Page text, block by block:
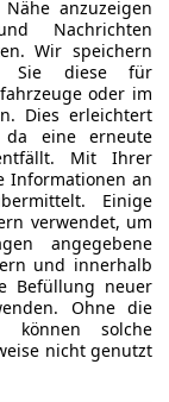
und
der Regel solide
auffälligere
unter den
und perfekt für
liegt gut in der
auch auf
auf dem
die Fenster
anzuzeigen
Nachrichten
Wir speichern
Sie diese für
oder im
Dies erleichtert
eine erneute
Mit Ihrer
Informationen an
Einige
verwendet, um
angegebene
und innerhalb
Befüllung neuer
Ohne die
können solche
nicht genutzt